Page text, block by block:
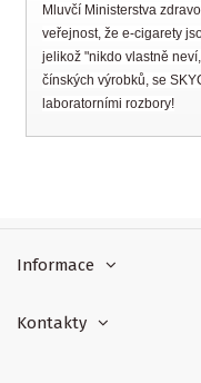
Mluvčí Ministerstva
veřejnost, že e-cigarety
jelikož "nikdo vlastně
čínských výrobků, se
laboratorními rozbory!
Informace
Kontakty